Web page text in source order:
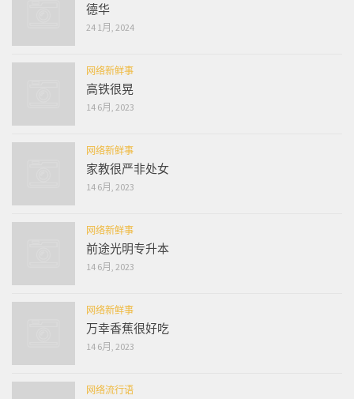
德华
24 1月, 2024
网络新鲜事
高铁很晃
14 6月, 2023
网络新鲜事
家教很严非处女
14 6月, 2023
网络新鲜事
前途光明专升本
14 6月, 2023
网络新鲜事
万幸香蕉很好吃
14 6月, 2023
网络流行语